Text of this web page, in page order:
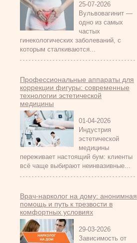
25-07-2026
Вульвовагинит —
одно из самых
частых
гинекологических заболеваний, с
которым сталкиваются...
Профессиональные аппараты для
коррекции фигуры: современные
технологии эстетической
медицины
01-04-2026
Индустрия
эстетической
медицины
переживает настоящий бум: клиенты
всё чаще выбирают неинвазивные...
Врач-нарколог на дому: анонимная
помощь и путь к трезвости в
комфортных условиях
29-03-2026
Зависимость от